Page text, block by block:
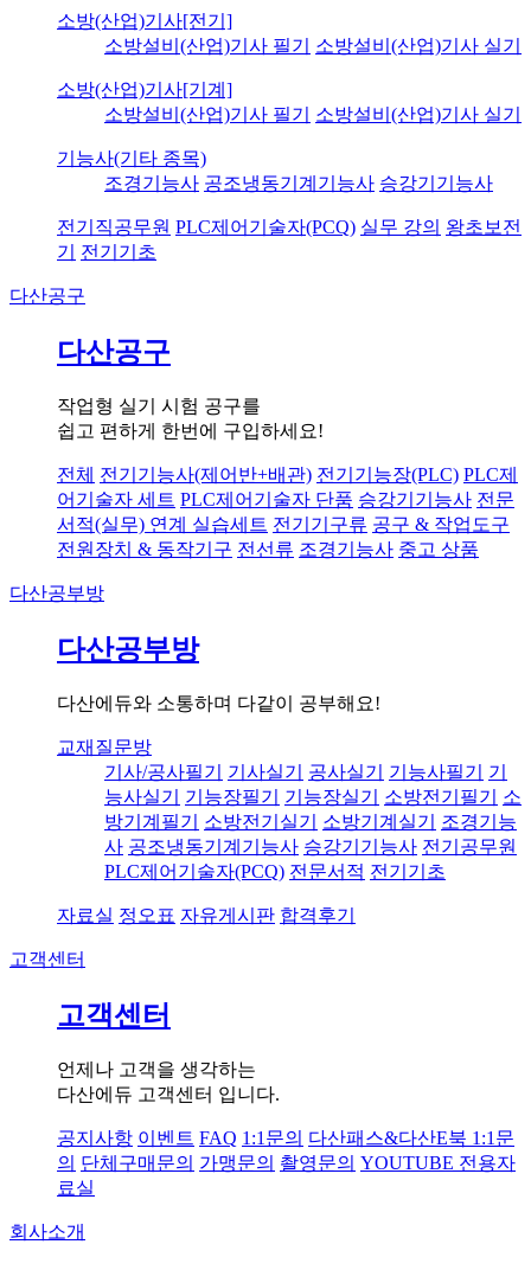
소방(산업)기사[전기]
소방설비(산업)기사 필기
소방설비(산업)기사 실기
소방(산업)기사[기계]
소방설비(산업)기사 필기
소방설비(산업)기사 실기
기능사(기타 종목)
조경기능사 공조냉동기계기능사 승강기기능사
전기직공무원 PLC제어기술자(PCQ) 실무 강의 왕초보전
기
전기기초
다산공구
다산공구
작업형 실기 시험 공구를
쉽고 편하게 한번에 구입하세요!
전체 전기기능사(제어반+배관) 전기기능장(PLC) PLC제
어기술자 세트 PLC제어기술자 단품 승강기기능사 전문
서적(실무) 연계 실습세트 전기기구류 공구 & 작업도구
전원장치 & 동작기구 전선류 조경기능사 중고 상품
다산공부방
다산공부방
다산에듀와 소통하며 다같이 공부해요!
교재질문방
기사/공사필기
기사실기 공사실기 기능사필기
기
능사실기
기능장필기 기능장실기 소방전기필기
소
방기계필기
소방전기실기 소방기계실기
조경기능
사 공조냉동기계기능사 승강기기능사 전기공무원
PLC제어기술자(PCQ) 전문서적 전기기초
자료실 정오표 자유게시판 합격후기
고객센터
고객센터
언제나 고객을 생각하는
다산에듀 고객센터 입니다.
공지사항 이벤트 FAQ 1:1문의 다산패스&다산E북 1:1문
의 단체구매문의 가맹문의 촬영문의 YOUTUBE 전용자
료실
회사소개